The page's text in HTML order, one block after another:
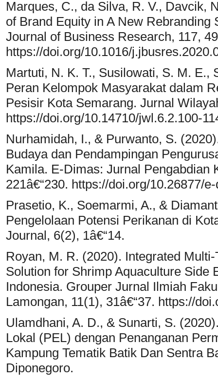
Marques, C., da Silva, R. V., Davcik,
of Brand Equity in A New Rebranding
Journal of Business Research, 117,
https://doi.org/10.1016/
Martuti, N. K. T., Susilowati, S. M. E.,
Peran Kelompok Masyarakat dalam
Pesisir Kota Semarang. Jurnal
https://doi.org/10.14710/jwl.6.2.100-
Nurhamidah, I., & Purwanto, S.
Budaya dan Pendampingan
Kamila. E-Dimas: Jurnal Pengabdian
221â€“230. https://doi.org/10.26877/
Prasetio, K., Soemarmi, A., &
Pengelolaan Potensi Perikanan di
Journal, 6(2), 1â€“14.
Royan, M. R. (2020). Integrated
Solution for Shrimp Aquaculture Side
Indonesia. Grouper Jurnal Ilmiah
Lamongan, 11(1), 31â€“37. https://
Ulamdhani, A. D., & Sunarti, S.
Lokal (PEL) dengan Penanganan
Kampung Tematik Batik Dan Sentra
Diponegoro.